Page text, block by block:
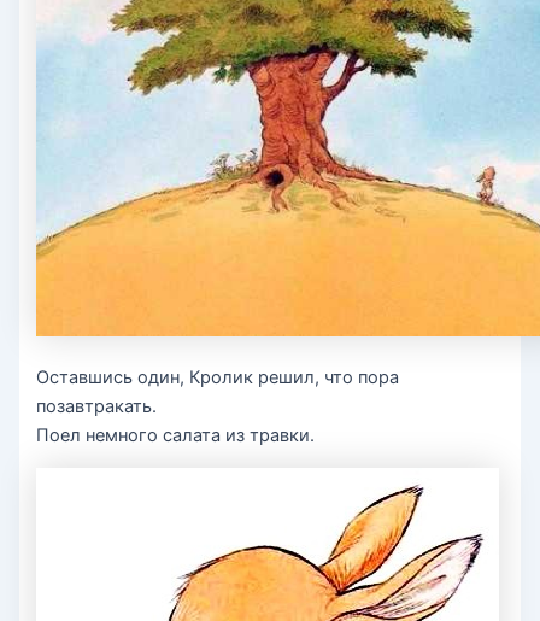
Оставшись один, Кролик решил, что пора
позавтракать.
Поел немного салата из травки.